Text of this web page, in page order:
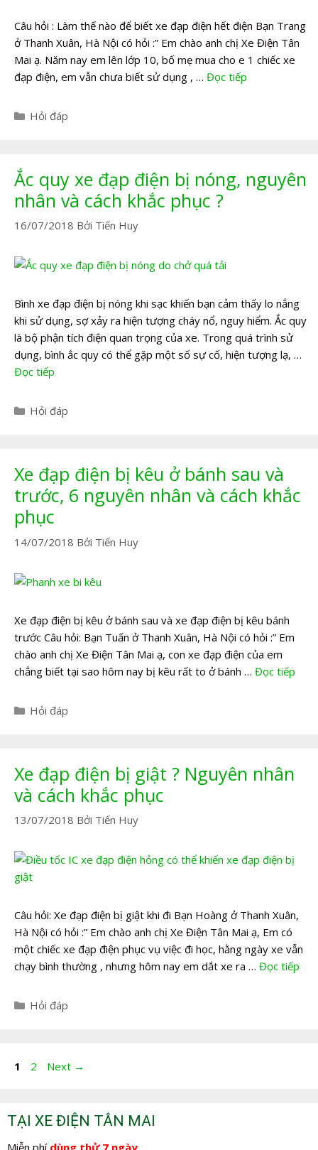
Câu hỏi : Làm thế nào để biết xe đạp điện hết điện Bạn Trang
ở Thanh Xuân, Hà Nội có hỏi :” Em chào anh chị Xe Điện Tân
Mai ạ. Năm nay em lên lớp 10, bố mẹ mua cho e 1 chiếc xe
đạp điện, em vẫn chưa biết sử dụng , … Đọc tiếp
Danh
Hỏi đáp
Ắc quy xe đạp điện bị nóng, nguyên
nhân và cách khắc phục ?
16/07/2018 Bởi Tiến Huy
Bình xe đạp điện bị nóng khi sạc khiến bạn cảm thấy lo nắng
khi sử dụng, sợ xảy ra hiện tượng cháy nổ, nguy hiểm. Ắc quy
là bộ phận tích điện quan trọng của xe. Trong quá trình sử
dụng, bình ắc quy có thể gặp một số sự cố, hiện tượng lạ, …
Đọc tiếp
Danh
Hỏi đáp
Xe đạp điện bị kêu ở bánh sau và
trước, 6 nguyên nhân và cách khắc
phục
14/07/2018 Bởi Tiến Huy
Xe đạp điện bị kêu ở bánh sau và xe đạp điện bị kêu bánh
trước Câu hỏi: Bạn Tuấn ở Thanh Xuân, Hà Nội có hỏi :” Em
chào anh chị Xe Điện Tân Mai ạ, con xe đạp điện của em
chẳng biết tại sao hôm nay bị kêu rất to ở bánh … Đọc tiếp
Danh
Hỏi đáp
Xe đạp điện bị giật ? Nguyên nhân
và cách khắc phục
13/07/2018 Bởi Tiến Huy
Câu hỏi: Xe đạp điện bị giật khi đi Bạn Hoàng ở Thanh Xuân,
Hà Nội có hỏi :” Em chào anh chị Xe Điện Tân Mai ạ, Em có
một chiếc xe đạp điện phục vụ việc đi học, hằng ngày xe vẫn
chạy bình thường , nhưng hôm nay em dắt xe ra … Đọc tiếp
Danh
Hỏi đáp
Điều
viết
Page
1 Page
2 Next →
TẠI XE ĐIỆN TÂN MAI